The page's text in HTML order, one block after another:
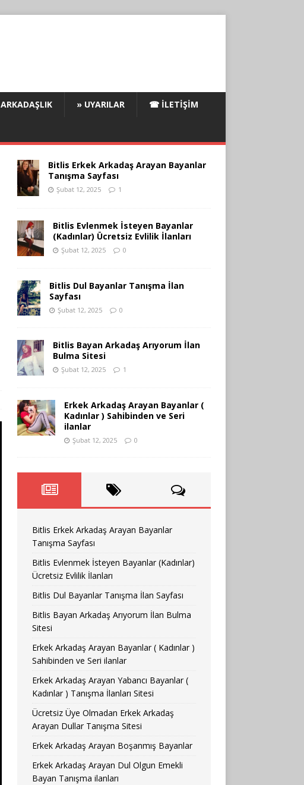
ARKADAŞLIK » UYARILAR ☎ İLETIŞIM
Bitlis Erkek Arkadaş Arayan Bayanlar
Tanışma Sayfası
Şubat 12, 2025 1
Bitlis Evlenmek İsteyen Bayanlar
(Kadınlar) Ücretsiz Evlilik İlanları
Şubat 12, 2025 0
Bitlis Dul Bayanlar Tanışma İlan
Sayfası
Şubat 12, 2025 0
Bitlis Bayan Arkadaş Arıyorum İlan
Bulma Sitesi
Şubat 12, 2025 1
Erkek Arkadaş Arayan Bayanlar (
Kadınlar ) Sahibinden ve Seri
ilanlar
Şubat 12, 2025 0
Bitlis Erkek Arkadaş Arayan Bayanlar
Tanışma Sayfası
Bitlis Evlenmek İsteyen Bayanlar (Kadınlar)
Ücretsiz Evlilik İlanları
Bitlis Dul Bayanlar Tanışma İlan Sayfası
Bitlis Bayan Arkadaş Arıyorum İlan Bulma
Sitesi
Erkek Arkadaş Arayan Bayanlar ( Kadınlar )
Sahibinden ve Seri ilanlar
Erkek Arkadaş Arayan Yabancı Bayanlar (
Kadınlar ) Tanışma İlanları Sitesi
Ücretsiz Üye Olmadan Erkek Arkadaş
Arayan Dullar Tanışma Sitesi
Erkek Arkadaş Arayan Boşanmış Bayanlar
Erkek Arkadaş Arayan Dul Olgun Emekli
Bayan Tanışma ilanları